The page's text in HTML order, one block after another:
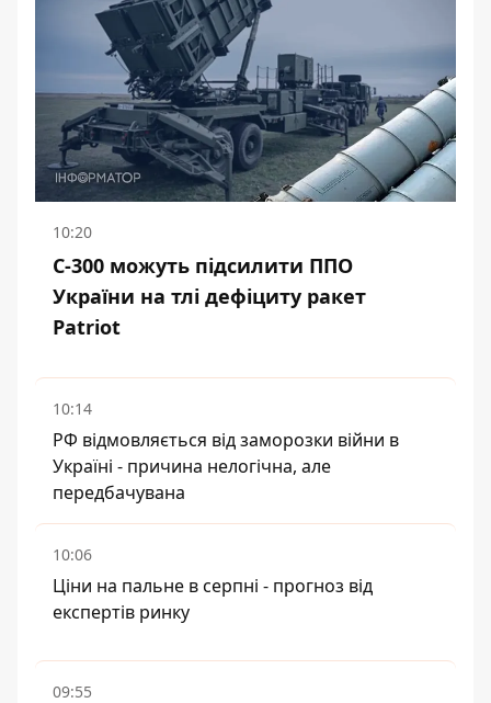
10:20
С-300 можуть підсилити ППО
України на тлі дефіциту ракет
Patriot
10:14
РФ відмовляється від заморозки війни в
Україні - причина нелогічна, але
передбачувана
10:06
Ціни на пальне в серпні - прогноз від
експертів ринку
09:55